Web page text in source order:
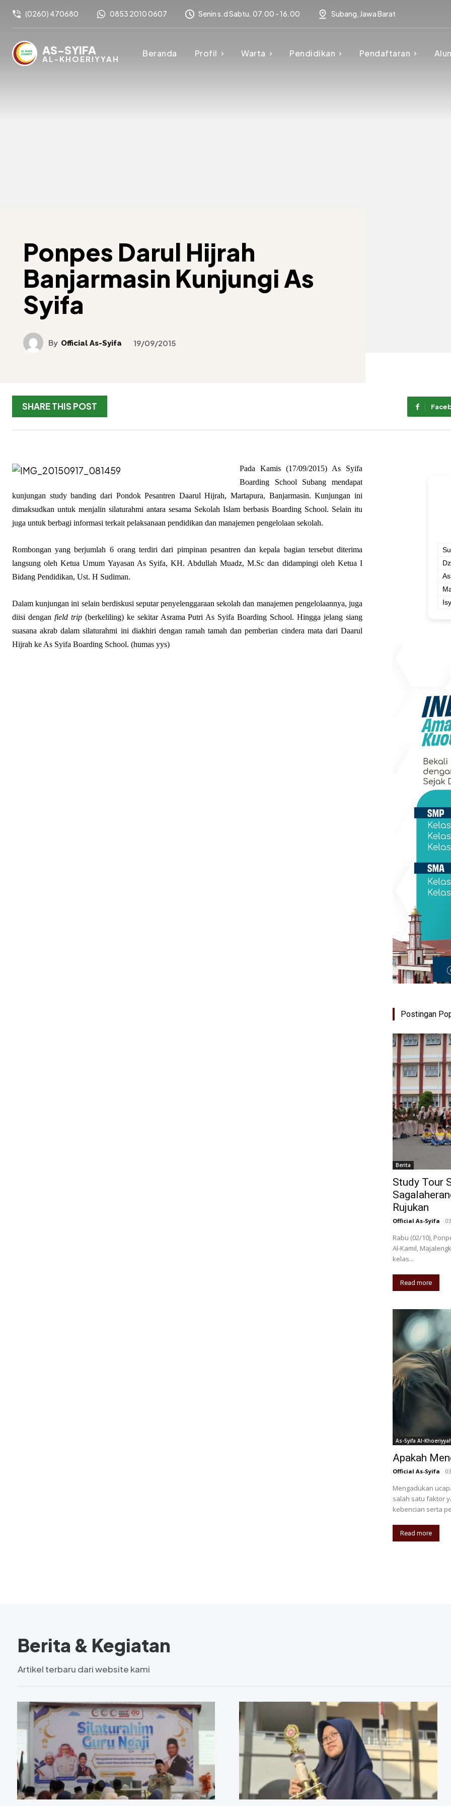
(0260) 470680 0853 2010 0607 Senin s.d Sabtu. 07.00 - 16.00 Subang, Jawa Barat
AS-SYIFA
AL-KHOERIYYAH Beranda Profil Warta Pendidikan Pendaftaran
Ponpes Darul Hijrah
Banjarmasin Kunjungi As
Syifa
By Official As-Syifa 19/09/2015
SHARE THIS POST
Pada Kamis (17/09/2015) As Syifa
Boarding School Subang mendapat
kunjungan study banding dari Pondok Pesantren Daarul Hijrah, Martapura, Banjarmasin. Kunjungan ini
dimaksudkan untuk menjalin silaturahmi antara sesama Sekolah Islam berbasis Boarding School. Selain itu
juga untuk berbagi informasi terkait pelaksanaan pendidikan dan manajemen pengelolaan sekolah.
Rombongan yang berjumlah 6 orang terdiri dari pimpinan pesantren dan kepala bagian tersebut diterima
langsung oleh Ketua Umum Yayasan As Syifa, KH. Abdullah Muadz, M.Sc dan didampingi oleh Ketua I
Bidang Pendidikan, Ust. H Sudiman.
Dalam kunjungan ini selain berdiskusi seputar penyelenggaraan sekolah dan manajemen pengelolaannya, juga
diisi dengan field trip(berkeliling) ke sekitar Asrama Putri As Syifa Boarding School. Hingga jelang siang
suasana akrab dalam silaturahmi ini diakhiri dengan ramah tamah dan pemberian cindera mata dari Daarul
Hijrah ke As Syifa Boarding School. (humas yys)
Postingan
Berita
Study Tour
Rujukan
Official As-Syifa -
Rabu (02/10),
Al-Kamil,
kelas...
Read more
As-Syifa Al-
Apakah
Official As-Syifa -
Mengadukan
salah satu faktor
kebencian serta
Read more
Berita & Kegiatan
Artikel terbaru dari website kami